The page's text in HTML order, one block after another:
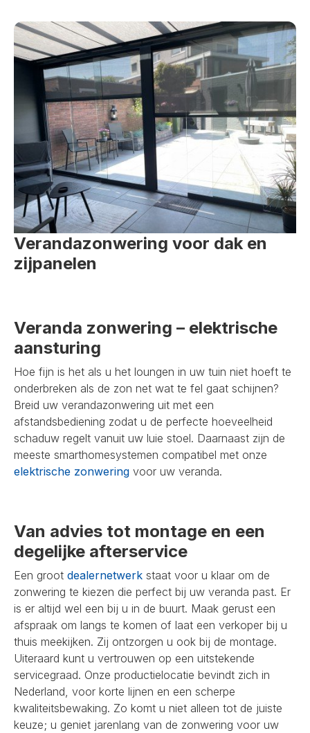
Verandazonwering voor dak en
zijpanelen
Veranda zonwering – elektrische
aansturing
Hoe fijn is het als u het loungen in uw tuin niet hoeft te
onderbreken als de zon net wat te fel gaat schijnen?
Breid uw verandazonwering uit met een
afstandsbediening zodat u de perfecte hoeveelheid
schaduw regelt vanuit uw luie stoel. Daarnaast zijn de
meeste smarthomesystemen compatibel met onze
elektrische zonwering voor uw veranda.
Van advies tot montage en een
degelijke afterservice
Een groot dealernetwerk staat voor u klaar om de
zonwering te kiezen die perfect bij uw veranda past. Er
is er altijd wel een bij u in de buurt. Maak gerust een
afspraak om langs te komen of laat een verkoper bij u
thuis meekijken. Zij ontzorgen u ook bij de montage.
Uiteraard kunt u vertrouwen op een uitstekende
servicegraad. Onze productielocatie bevindt zich in
Nederland, voor korte lijnen en een scherpe
kwaliteitsbewaking. Zo komt u niet alleen tot de juiste
keuze; u geniet jarenlang van de zonwering voor uw